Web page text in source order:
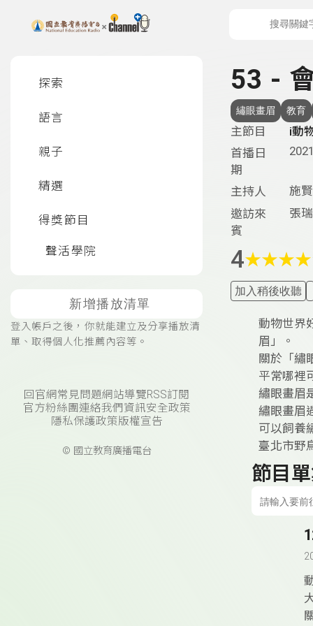
上方功能區塊
探索
語言
親子
精選
得獎節目
聲活學院
新增播放清單
登入帳戶之後，你就能建立及分享播放清
單、取得個人化推薦內容等。
回官網常見問題網站導覽RSS訂閱
官方粉絲團連絡我們 資訊安全政策
隱私保護政策版權宣告
© 國立教育廣播電台
53 -
繡眼畫眉 教育
主節目
i動
首播日
期
主持人
施
邀訪來
賓
張
4★★★★
加入稍後收聽
動物世界
眉」。
關於「繡
平常哪裡
繡眼畫眉
繡眼畫眉
可以飼養
臺北市野
節目